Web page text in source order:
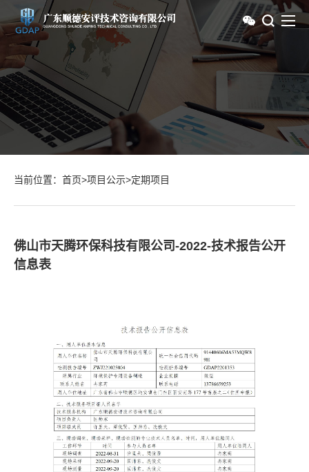
当前位置： 首页>项目公示>定期项目
佛山市天腾环保科技有限公司-2022-技术报告公开
信息表